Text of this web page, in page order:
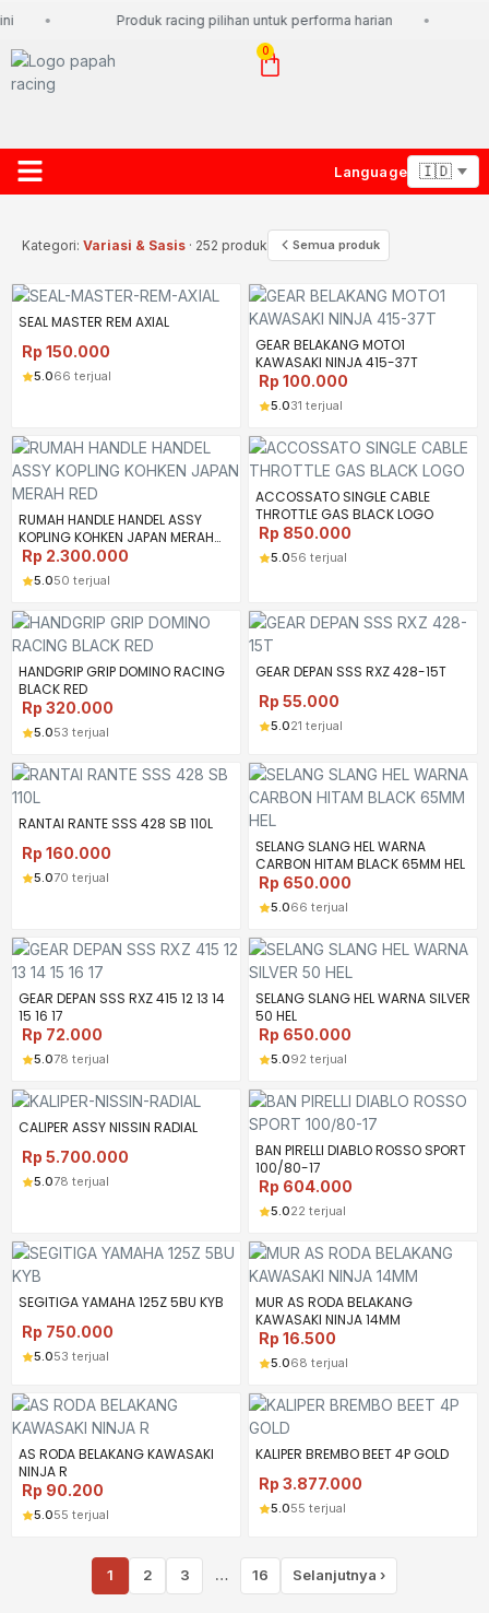
Produk racing pilihan untuk performa harian
0
Language
Kategori: Variasi & Sasis · 252 produk Semua produk
SEAL MASTER REM AXIAL
Rp 150.000
5.066 terjual
GEAR BELAKANG MOTO1
KAWASAKI NINJA 415-37T
Rp 100.000
5.031 terjual
RUMAH HANDLE HANDEL ASSY
KOPLING KOHKEN JAPAN MERAH
RED
Rp 2.300.000
5.050 terjual
ACCOSSATO SINGLE CABLE
THROTTLE GAS BLACK LOGO
Rp 850.000
5.056 terjual
HANDGRIP GRIP DOMINO RACING
BLACK RED
Rp 320.000
5.053 terjual
GEAR DEPAN SSS RXZ 428-15T
Rp 55.000
5.021 terjual
RANTAI RANTE SSS 428 SB 110L
Rp 160.000
5.070 terjual
SELANG SLANG HEL WARNA
CARBON HITAM BLACK 65MM HEL
Rp 650.000
5.066 terjual
GEAR DEPAN SSS RXZ 415 12 13 14
15 16 17
Rp 72.000
5.078 terjual
SELANG SLANG HEL WARNA SILVER
50 HEL
Rp 650.000
5.092 terjual
CALIPER ASSY NISSIN RADIAL
Rp 5.700.000
5.078 terjual
BAN PIRELLI DIABLO ROSSO SPORT
100/80-17
Rp 604.000
5.022 terjual
SEGITIGA YAMAHA 125Z 5BU KYB
Rp 750.000
5.053 terjual
MUR AS RODA BELAKANG
KAWASAKI NINJA 14MM
Rp 16.500
5.068 terjual
AS RODA BELAKANG KAWASAKI
NINJA R
Rp 90.200
5.055 terjual
KALIPER BREMBO BEET 4P GOLD
Rp 3.877.000
5.055 terjual
1 2 3 … 16 Selanjutnya ›